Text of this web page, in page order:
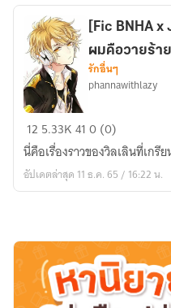
เทป
เสียง
แห่ง
ความ
ทรง
จำ
[Fic
BNHA
x
JOJO]
ก็
ผม
คือ
วาย
[Fic BNHA
ผมคือวายร้าย
รักอื่นๆ
phannawithlazy
12 5.33K410 (0)
นี่คือเรื่องราวของวิลเลินที่เกรี
อัปเดตล่าสุด 11 ธ.ค. 65 / 16:22 น.